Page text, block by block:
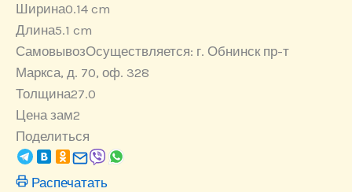
5100
мм
Ширина0.14 cm
Длина5.1 cm
СамовывозОсуществляется: г. Обнинск пр-т
Маркса, д. 70, оф. 328
Толщина27.0
Цена зам2
Поделиться
Распечатать